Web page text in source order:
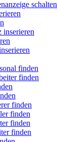
schalten
inserieren
finden
finden
finden
finden
finden
finden